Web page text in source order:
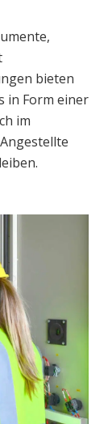
bieten
in Form einer
im